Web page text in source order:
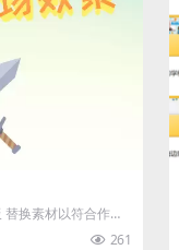
换素材以符合作品
261